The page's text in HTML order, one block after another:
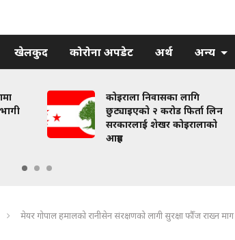
खेलकुद कोरोना अपडेट अर्थ अन्य
कोइराला निवासका लागि
छुट्याइएको २ करोड फिर्ता लिन
सरकारलाई शेखर कोइरालाको
आग्रह
मेयर गोपाल हमालको रानीसेन संरक्षणको लागी सुरक्षा फौँज राख्न माग